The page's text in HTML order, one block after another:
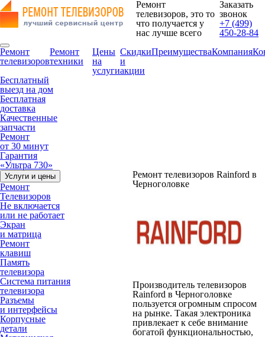
Ремонт
телевизоров, это то
что получается у
нас лучше всего
Заказать
звонок
+7 (499)
450-28-84
Ремонт
телевизоров
Ремонт
техники
Цены
на
услуги
Скидки
и
акции
ПреимуществаКомпания
Бесплатный
выезд на дом
Бесплатная
доставка
Качественные
запчасти
Ремонт
от 30 минут
Гарантия
«Ультра 730»
Услуги и цены
Ремонт
Телевизоров
Не включается
или не работает
Экран
и матрица
Ремонт
клавиш
Память
телевизора
Система питания
телевизора
Разъемы
и интерфейсы
Корпусные
детали
Ремонт телевизоров Rainford в
Черноголовке
Производитель телевизоров
Rainford в Черноголовке
пользуется огромным спросом
на рынке. Такая электроника
привлекает к себе внимание
богатой функциональностью,